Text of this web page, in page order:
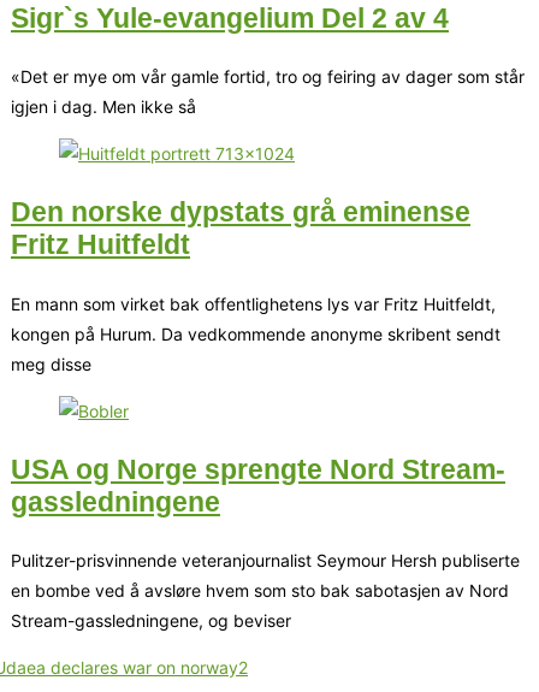
Sigr`s Yule-evangelium Del 2 av 4
«Det er mye om vår gamle fortid, tro og feiring av dager som står
igjen i dag. Men ikke så
Den norske dypstats grå eminense
Fritz Huitfeldt
En mann som virket bak offentlighetens lys var Fritz Huitfeldt,
kongen på Hurum. Da vedkommende anonyme skribent sendt
meg disse
USA og Norge sprengte Nord Stream-
gassledningene
Pulitzer-prisvinnende veteranjournalist Seymour Hersh publiserte
en bombe ved å avsløre hvem som sto bak sabotasjen av Nord
Stream-gassledningene, og beviser